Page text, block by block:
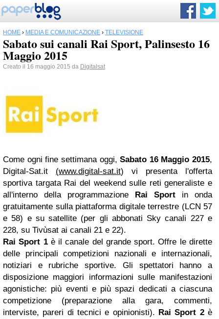
HOME › MEDIA E COMUNICAZIONE › TELEVISIONE
Sabato sui canali Rai Sport, Palinsesto 16
Maggio 2015
Creato il 16 maggio 2015 da Digitalsat
Come ogni fine settimana oggi,Sabato 16 Maggio 2015,
Digital-Sat.it (www.digital-sat.it) vi presenta l'offerta
sportiva targata Rai del weekend sulle reti generaliste e
all'interno della programmazione Rai Sport in onda
gratuitamente sulla piattaforma digitale terrestre (LCN 57
e 58) e su satellite (per gli abbonati Sky canali 227 e
228, su Tivùsat ai canali 21 e 22).
Rai Sport 1è il canale del grande sport. Offre le dirette
delle principali competizioni nazionali e internazionali,
notiziari e rubriche sportive. Gli spettatori hanno a
disposizione maggiori informazioni sulle manifestazioni
agonistiche: più eventi e più spazi dedicati a ciascuna
competizione (preparazione alla gara, commenti,
interviste, pareri di tecnici e opinionisti). Rai Sport 2è